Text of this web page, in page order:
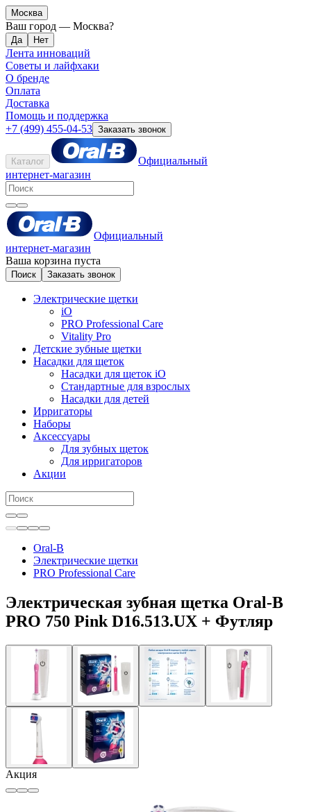
Москва
Ваш город — Москва?
Лента инноваций
Советы и лайфхаки
О бренде
Оплата
Доставка
Помощь и поддержка
+7 (499) 455-04-53 Заказать звонок
Каталог
Официальный
интернет-магазин
Официальный
интернет-магазин
Ваша корзина пуста
Поиск Заказать звонок
Электрические щетки
iO
PRO Professional Care
Vitality Pro
Детские зубные щетки
Насадки для щеток
Насадки для щеток iO
Стандартные для взрослых
Насадки для детей
Ирригаторы
Наборы
Аксессуары
Для зубных щеток
Для ирригаторов
Акции
Oral-B
Электрические щетки
PRO Professional Care
Электрическая зубная щетка Oral-B
PRO 750 Pink D16.513.UX + Футляр
Акция